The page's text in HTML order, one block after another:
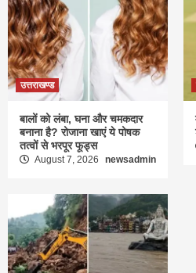
उत्तराखण्ड
बालों को लंबा, घना और चमकदार
बनाना है? रोजाना खाएं ये पोषक
तत्वों से भरपूर फूड्स
August 7, 2026 newsadmin